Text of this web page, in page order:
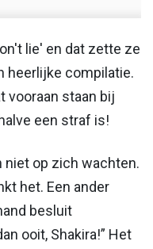
lie' en dat zette ze
heerlijke compilatie.
vooraan staan bij
een straf is!
niet op zich wachten.
het. Een ander
besluit
ooit, Shakira!” Het